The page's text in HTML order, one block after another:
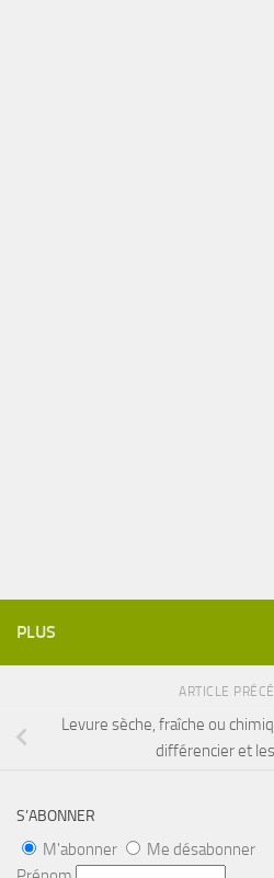
PLUS
ARTICLE
Levure sèche, fraîche ou
différencier et
S’ABONNER
M'abonner
Me désabonner